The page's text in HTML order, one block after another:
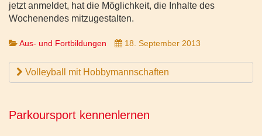
jetzt anmeldet, hat die Möglichkeit, die Inhalte des
Wochenendes mitzugestalten.
Aus- und Fortbildungen 18. September 2013
Volleyball mit Hobbymannschaften
Parkoursport kennenlernen